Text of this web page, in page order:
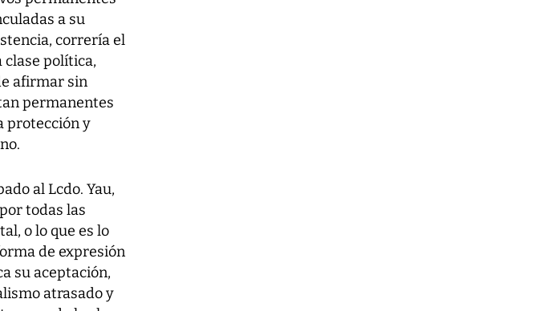
a su
correría el
clase política,
afirmar sin
permanentes
protección y
al Lcdo. Yau,
todas las
o lo que es lo
de expresión
su aceptación,
atrasado y